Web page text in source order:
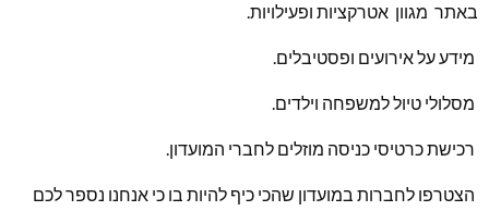
באתר מגוון אטרקציות ופעילויות.
מידע על אירועים ופסטיבלים.
מסלולי טיול למשפחה וילדים.
רכישת כרטיסי כניסה מוזלים לחברי המועדון.
הצטרפו לחברות במועדון שהכי כיף להיות בו כי אנחנו נספר לכם